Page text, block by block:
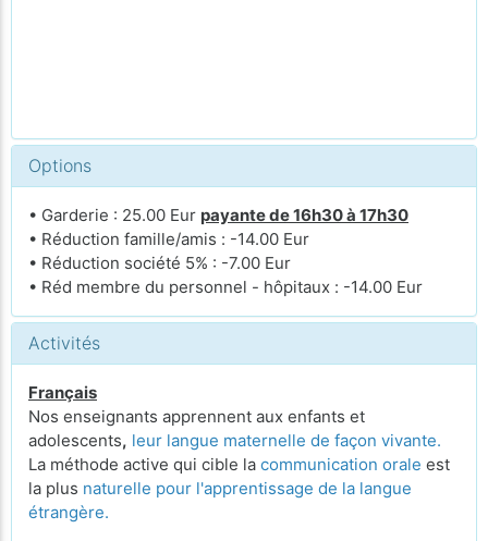
Options
• Garderie : 25.00 Eur payante de 16h30 à 17h30
• Réduction famille/amis : -14.00 Eur
• Réduction société 5% : -7.00 Eur
• Réd membre du personnel - hôpitaux : -14.00 Eur
Activités
Français
Nos enseignants apprennent aux enfants et
adolescents, leur langue maternelle de façon vivante.
La méthode active qui cible la communication orale est
la plus naturelle pour l'apprentissage de la langue
étrangère.